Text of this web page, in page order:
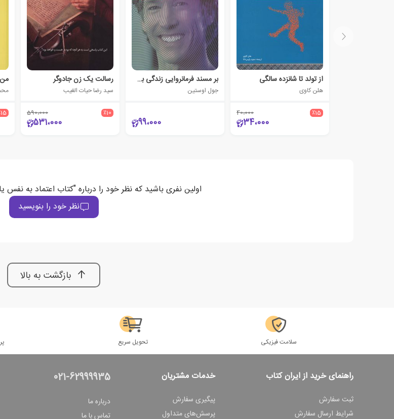
از تولد تا شانزده سالگی
هلن کاوی
٪15 40،000
34،000
بر مسند فرمانروایی زندگی بشینیم
جول اوستین
99،000
رسالت یک زن جادوگر
سید رضا حیات الغیب
٪10 590،000
531،000
اولین نفری باشید که نظر خود را درباره "کتاب اعتماد به
نظر خود را بنویسید
بازگشت به بالا
سلامت فیزیکی تحویل سریع
راهنمای خرید از ایران کتاب
ثبت سفارش
شرایط ارسال سفارش
خدمات مشتریان
پیگیری سفارش
پرسش‌های متداول
021-62999935
درباره ما
تماس با ما